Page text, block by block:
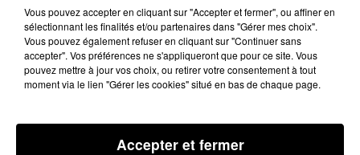
9 décembre 2023 - 1 min 14 sec
L'AGENDA DU COMMINGES DU 09/12/2023 À
06H39
L'AGENDA DU COMMINGES
Vous pouvez accepter en cliquant sur "Accepter et fermer", ou affiner en
sélectionnant les finalités et/ou partenaires dans "Gérer mes choix".
Vous pouvez également refuser en cliquant sur "Continuer sans
accepter". Vos préférences ne s'appliqueront que pour ce site. Vous
pouvez mettre à jour vos choix, ou retirer votre consentement à tout
moment via le lien "Gérer les cookies" situé en bas de chaque page.
Accepter et fermer